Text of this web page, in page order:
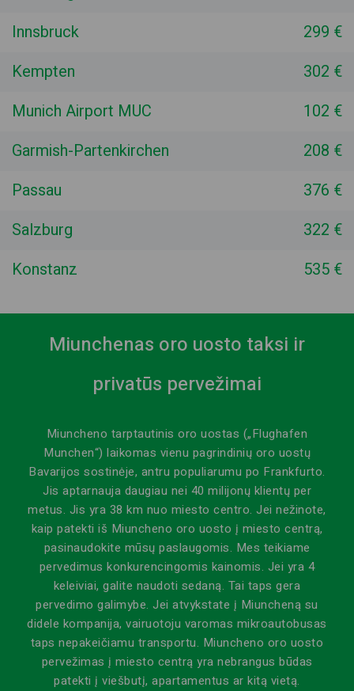
Innsbruck
299 €
Kempten
302 €
Munich Airport MUC
102 €
Garmish-Partenkirchen
208 €
Passau
376 €
Salzburg
322 €
Konstanz
535 €
Miunchenas oro uosto taksi ir
privatūs pervežimai
Miuncheno tarptautinis oro uostas („Flughafen
Munchen“) laikomas vienu pagrindinių oro uostų
Bavarijos sostinėje, antru populiarumu po Frankfurto.
Jis aptarnauja daugiau nei 40 milijonų klientų per
metus. Jis yra 38 km nuo miesto centro. Jei nežinote,
kaip patekti iš Miuncheno oro uosto į miesto centrą,
pasinaudokite mūsų paslaugomis. Mes teikiame
pervedimus konkurencingomis kainomis. Jei yra 4
keleiviai, galite naudoti sedaną. Tai taps gera
pervedimo galimybe. Jei atvykstate į Miuncheną su
didele kompanija, vairuotoju varomas mikroautobusas
taps nepakeičiamu transportu. Miuncheno oro uosto
pervežimas į miesto centrą yra nebrangus būdas
patekti į viešbutį, apartamentus ar kitą vietą.